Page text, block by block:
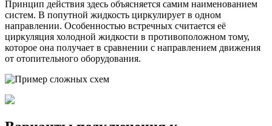
Принцип действия здесь объясняется самим наименованием
систем. В попутной жидкость циркулирует в одном
направлении. Особенностью встречных считается её
циркуляция холодной жидкости в противоположном тому,
которое она получает в сравнении с направлением движения
от отопительного оборудования.